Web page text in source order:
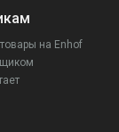
на Enhof